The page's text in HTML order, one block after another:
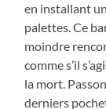
en installant
palettes. Ce
moindre
comme s’il
la mort.
derniers